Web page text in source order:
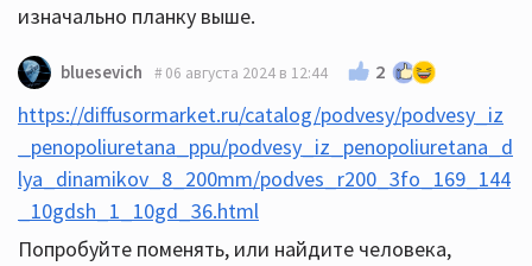
изначально планку выше.
bluesevich 06 августа 2024 в 12:44 2
https://diffusormarket.ru/catalog/podvesy/podvesy_iz
_penopoliuretana_ppu/podvesy_iz_penopoliuretana_d
lya_dinamikov_8_200mm/podves_r200_3fo_169_144
_10gdsh_1_10gd_36.html
Попробуйте поменять, или найдите человека,